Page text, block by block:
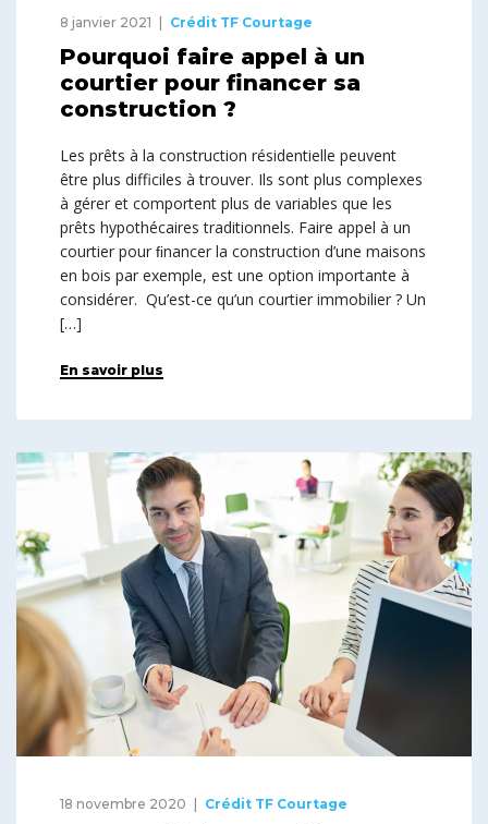
8 janvier 2021 Crédit TF Courtage
Pourquoi faire appel à un
courtier pour financer sa
construction ?
Les prêts à la construction résidentielle peuvent
être plus difficiles à trouver. Ils sont plus complexes
à gérer et comportent plus de variables que les
prêts hypothécaires traditionnels. Faire appel à un
courtier pour ﬁnancer la construction d’une maisons
en bois par exemple, est une option importante à
considérer. Qu’est-ce qu’un courtier immobilier ? Un
[…]
En savoir plus
18 novembre 2020 Crédit TF Courtage